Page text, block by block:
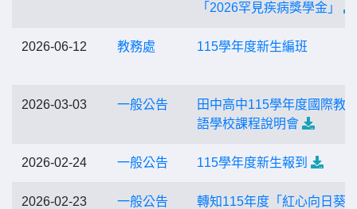
「2026罕見疾病獎學金」
2026-06-12 教務處 115學年度新生編班
2026-03-03 一般公告
田中高中115學年度國際教
語學校課程說明會
2026-02-24 一般公告 115學年度新生報到
2026-02-23 一般公告
轉知115年度「紅心向日葵